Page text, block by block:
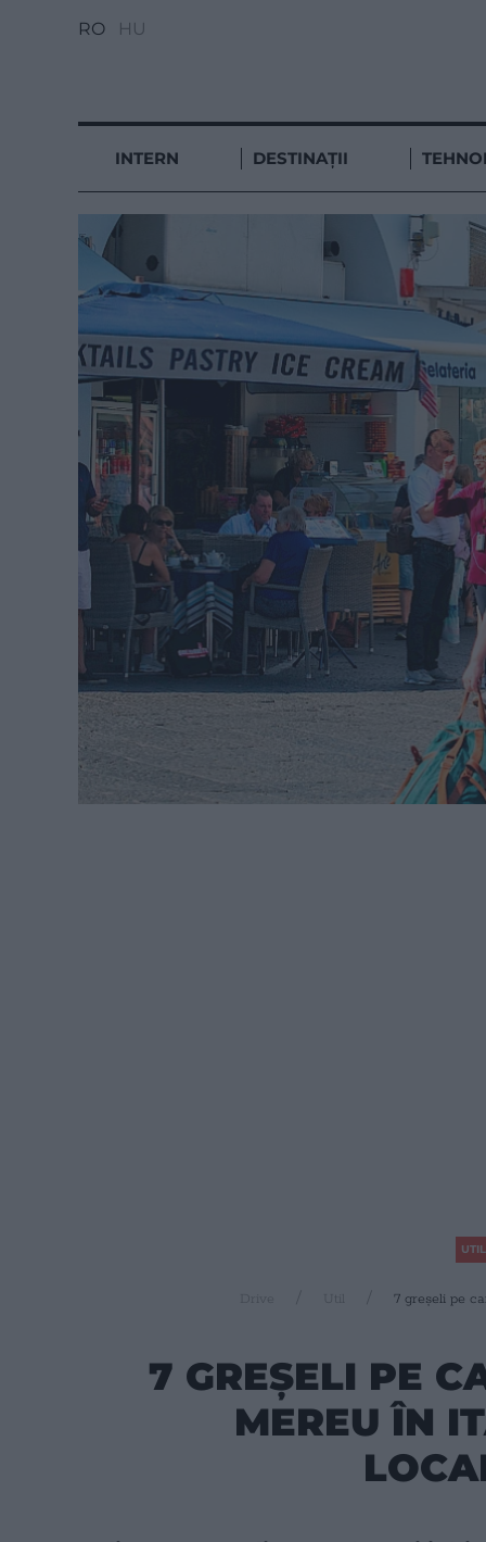
RO HU
INTERN DESTINAȚII
UTIL
Drive 7 greșeli pe
7 GREȘELI PE
MEREU ÎN